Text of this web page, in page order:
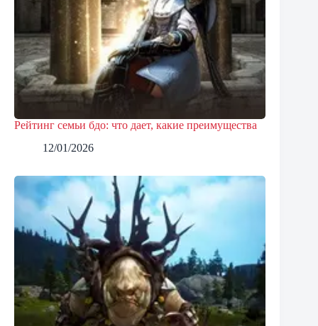
Рейтинг семьи бдо: что дает, какие преимущества
12/01/2026